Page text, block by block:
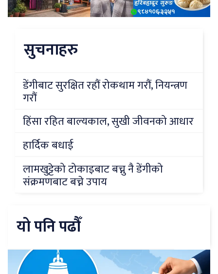
सुचनाहरु
डेंगीबाट सुरक्षित रहौं रोकथाम गरौं, नियन्त्रण
गरौं
हिंसा रहित बाल्यकाल, सुखी जीवनको आधार
हार्दिक बधाई
लामखुट्टेको टोकाइबाट बच्नु नै डेंगीको
संक्रमणबाट बच्ने उपाय
यो पनि पढौँ